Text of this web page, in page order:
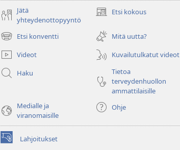
Jätä
yhteydenottopyyntö
Etsi kokous
(avaa
ikkunan)
Etsi konventti
(avaa
uuden
ikkunan)
Mitä uutta?
Videot
Kuvailutulkatut videot
Haku
Tietoa
terveydenhuollon
ammattilaisille
Medialle ja
viranomaisille
Ohje
Lahjoitukset
(avaa